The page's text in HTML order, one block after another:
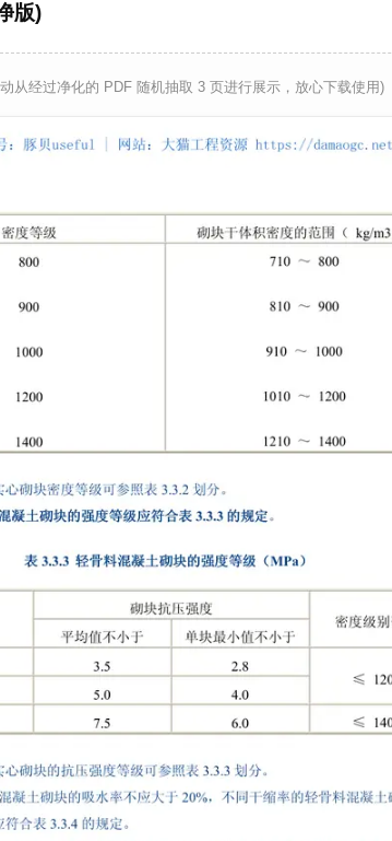
版)
从经过净化的 PDF 随机抽取 3 页进行展示，放心下载使用)